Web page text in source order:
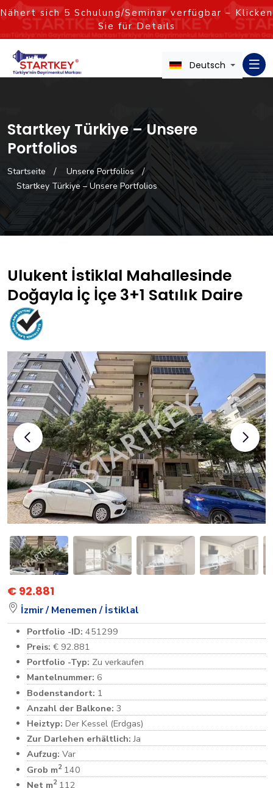
Nähert sich5 Schulung/Seminar verfügbar – Klicken
Sie für Details
Deutsch
Startkey Türkiye – Unsere
Portfolios
Startseite
Unsere Portfolios
Startkey Türkiye – Unsere Portfolios
Ulukent İstiklal Mahallesinde
Doğayla İç İçe 3+1 Satılık Daire
€ 92.881
İzmir / Menemen / İstiklal
Portfolio -ID: 451299
Preis: € 92.881
Portfolio -Typ: Zu verkaufen
Mantelnummer: 6
Bodenstandort: 1
Anzahl der Balkone: 3
Heiztyp: Der Kessel (Erdgas)
Zur Darlehen erhältlich: Ja
Aufzug: Var
Grob m2140
Net m2112